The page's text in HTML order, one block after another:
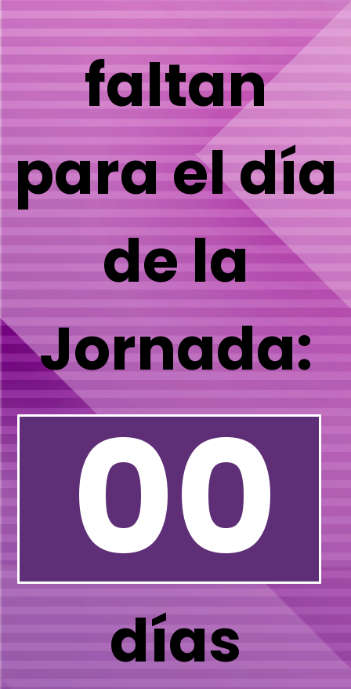
faltan
para el día
de la
Jornada:
00
días